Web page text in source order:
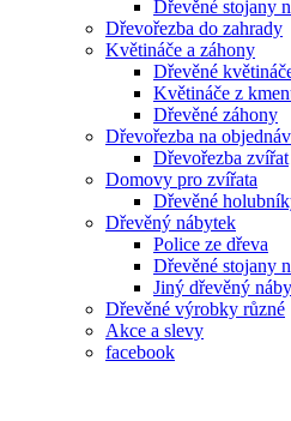
Dřevěné stojany
Dřevořezba do zahrady
Květináče a záhony
Dřevěné
Květináče z
Dřevěné záhony
Dřevořezba na
Dřevořezba zvířat
Domovy pro zvířata
Dřevěné
Dřevěný nábytek
Police ze dřeva
Dřevěné stojany
Jiný dřevěný
Dřevěné výrobky různé
Akce a slevy
facebook